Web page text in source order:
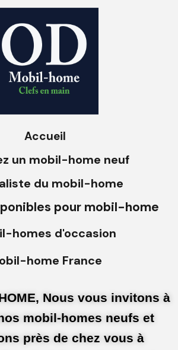
Accueil
un mobil-home neuf
du mobil-home
pour mobil-home
homes d'occasion
home France
Nous vous invitons à
mobil-homes neufs et
près de chez vous à